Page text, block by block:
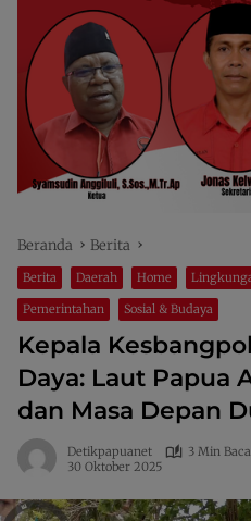
Beranda Berita
Berita Daerah Home
Pemerintahan Sosial & Budaya
Kepala
Daya: Laut Papua
dan Masa Depan
Detikpapuanet
3 Min Baca
30 Oktober 2025